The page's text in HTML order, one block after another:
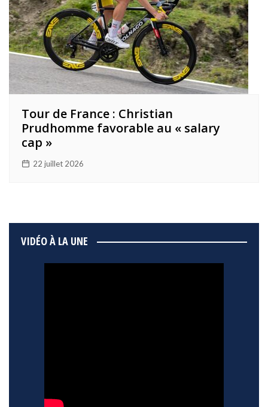
Tour de France : Christian
Prudhomme favorable au « salary
cap »
22 juillet 2026
VIDÉO À LA UNE